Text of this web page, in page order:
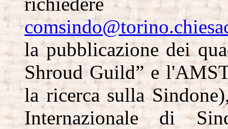
la pubblicazione dei
Shroud Guild” e
la ricerca sulla
Internazionale di